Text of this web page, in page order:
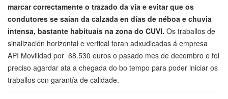
marcar correctamente o trazado da vía e evitar que os
condutores se saian da calzada en días de néboa e chuvia
intensa, bastante habituais na zona do CUVI. Os traballos de
sinalización horizontal e vertical foran adxudicadas á empresa
API Movilidad por 68.530 euros o pasado mes de decembro e foi
preciso agardar ata a chegada do bo tempo para poder iniciar os
traballos con garantía de calidade.